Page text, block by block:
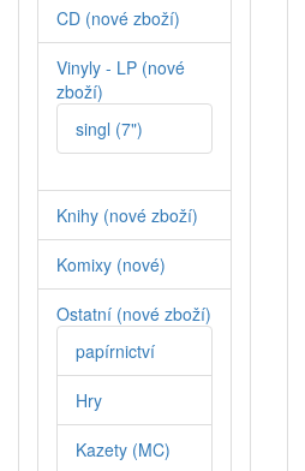
CD (nové zboží)
Vinyly - LP (nové
zboží)
singl (7")
Knihy (nové zboží)
Komixy (nové)
Ostatní (nové zboží)
papírnictví
Hry
Kazety (MC)